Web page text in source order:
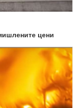
цени